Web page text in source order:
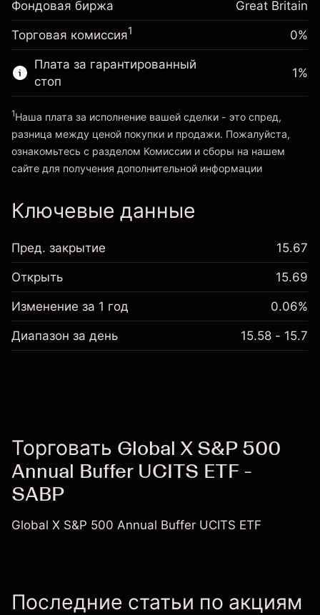
Размер сделки с левереджем ~
£4,000.00
Средства от левереджа ~ $
Перейти на платформу
Корректировка за
овернайт
Сборы рассчитываются от
полной стоимости позиции
-0.000646
%
Размер сделки с левереджем ~
Перейти на платформу
Фондовая биржа Great Britain
Торговая комиссия1 0%
Плата за гарантированный
стоп
«Комиссии и сборы»
1%
1Наша плата за исполнение вашей сделки - это спред,
разница между ценой покупки и продажи. Пожалуйста,
ознакомьтесь с разделом Комиссии и сборы на нашем
сайте для получения дополнительной информации
Ключевые данные
Пред. закрытие 15.67
Открыть 15.69
Изменение за 1 год 0.06%
Диапазон за день 15.58 - 15.7
Торговать Global X S&P 500
Annual Buffer UCITS ETF -
SABP
Global X S&P 500 Annual Buffer UCITS ETF
Последние статьи по акциям